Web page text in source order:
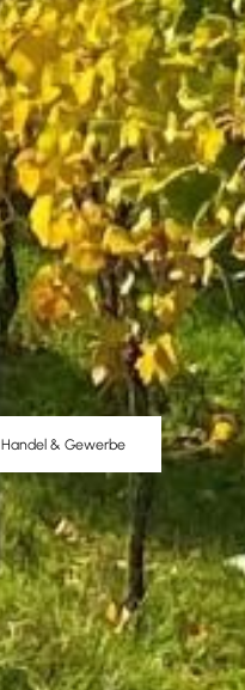
Handel & Gewerbe